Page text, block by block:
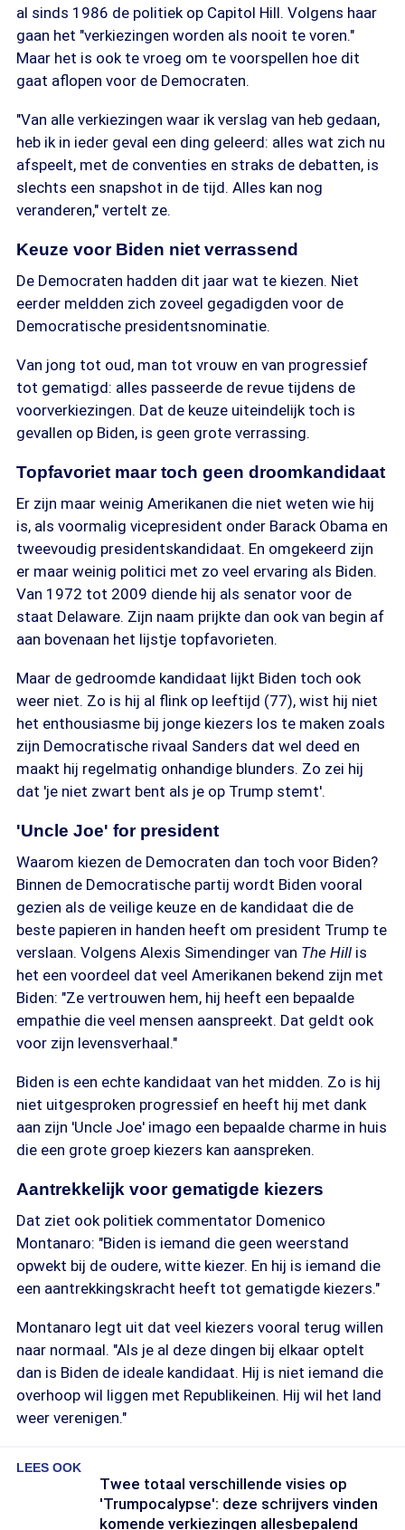
al sinds 1986 de politiek op Capitol Hill. Volgens haar
gaan het "verkiezingen worden als nooit te voren."
Maar het is ook te vroeg om te voorspellen hoe dit
gaat aflopen voor de Democraten.
"Van alle verkiezingen waar ik verslag van heb gedaan,
heb ik in ieder geval een ding geleerd: alles wat zich nu
afspeelt, met de conventies en straks de debatten, is
slechts een snapshot in de tijd. Alles kan nog
veranderen," vertelt ze.
Keuze voor Biden niet verrassend
De Democraten hadden dit jaar wat te kiezen. Niet
eerder meldden zich zoveel gegadigden voor de
Democratische presidentsnominatie.
Van jong tot oud, man tot vrouw en van progressief
tot gematigd: alles passeerde de revue tijdens de
voorverkiezingen. Dat de keuze uiteindelijk toch is
gevallen op Biden, is geen grote verrassing.
Topfavoriet maar toch geen droomkandidaat
Er zijn maar weinig Amerikanen die niet weten wie hij
is, als voormalig vicepresident onder Barack Obama en
tweevoudig presidentskandidaat. En omgekeerd zijn
er maar weinig politici met zo veel ervaring als Biden.
Van 1972 tot 2009 diende hij als senator voor de
staat Delaware. Zijn naam prijkte dan ook van begin af
aan bovenaan het lijstje topfavorieten.
Maar de gedroomde kandidaat lijkt Biden toch ook
weer niet. Zo is hij al flink op leeftijd (77), wist hij niet
het enthousiasme bij jonge kiezers los te maken zoals
zijn Democratische rivaal Sanders dat wel deed en
maakt hij regelmatig onhandige blunders. Zo zei hij
dat 'je niet zwart bent als je op Trump stemt'.
'Uncle Joe' for president
Waarom kiezen de Democraten dan toch voor Biden?
Binnen de Democratische partij wordt Biden vooral
gezien als de veilige keuze en de kandidaat die de
beste papieren in handen heeft om president Trump te
verslaan. Volgens Alexis Simendinger van The Hill is
het een voordeel dat veel Amerikanen bekend zijn met
Biden: "Ze vertrouwen hem, hij heeft een bepaalde
empathie die veel mensen aanspreekt. Dat geldt ook
voor zijn levensverhaal."
Biden is een echte kandidaat van het midden. Zo is hij
niet uitgesproken progressief en heeft hij met dank
aan zijn 'Uncle Joe' imago een bepaalde charme in huis
die een grote groep kiezers kan aanspreken.
Aantrekkelijk voor gematigde kiezers
Dat ziet ook politiek commentator Domenico
Montanaro: "Biden is iemand die geen weerstand
opwekt bij de oudere, witte kiezer. En hij is iemand die
een aantrekkingskracht heeft tot gematigde kiezers."
Montanaro legt uit dat veel kiezers vooral terug willen
naar normaal. "Als je al deze dingen bij elkaar optelt
dan is Biden de ideale kandidaat. Hij is niet iemand die
overhoop wil liggen met Republikeinen. Hij wil het land
weer verenigen."
LEES OOK
Twee totaal verschillende visies op
'Trumpocalypse': deze schrijvers vinden
komende verkiezingen allesbepalend